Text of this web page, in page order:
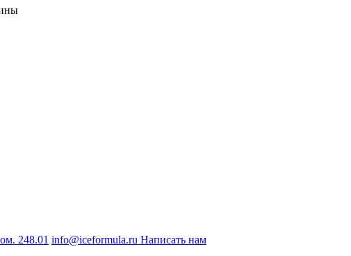
248.01 info@iceformula.ru Написать нам